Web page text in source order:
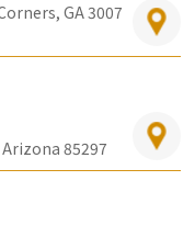
GA 3007
85297